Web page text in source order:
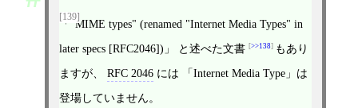
[139]
「"MIME types" (renamed "Internet Media Types" in
later specs [RFC2046])」 と述べた文書
>>138
もあり
ますが、 RFC 2046には 「Internet Media Type」は
登場していません。